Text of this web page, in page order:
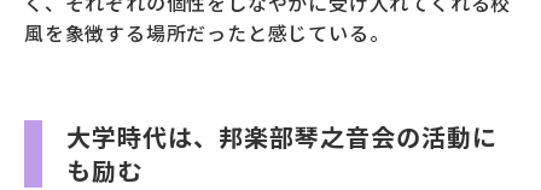
風を象徴する場所だったと感じている。
大学時代は、邦楽部琴之音会の活動に
も励む